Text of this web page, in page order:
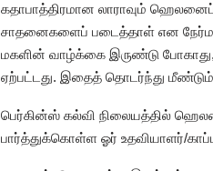
கதாபாத்திரமான லாராவும்
சாதனைகளைப் படைத்தாள் என
மகளின் வாழ்க்கை இருண்டு போகாது,
ஏற்பட்டது. இதைத் தொடர்ந்து
பெர்கின்ஸ் கல்வி நிலையத்தில்
பார்த்துக்கொள்ள ஓர் உதவியாளர்/